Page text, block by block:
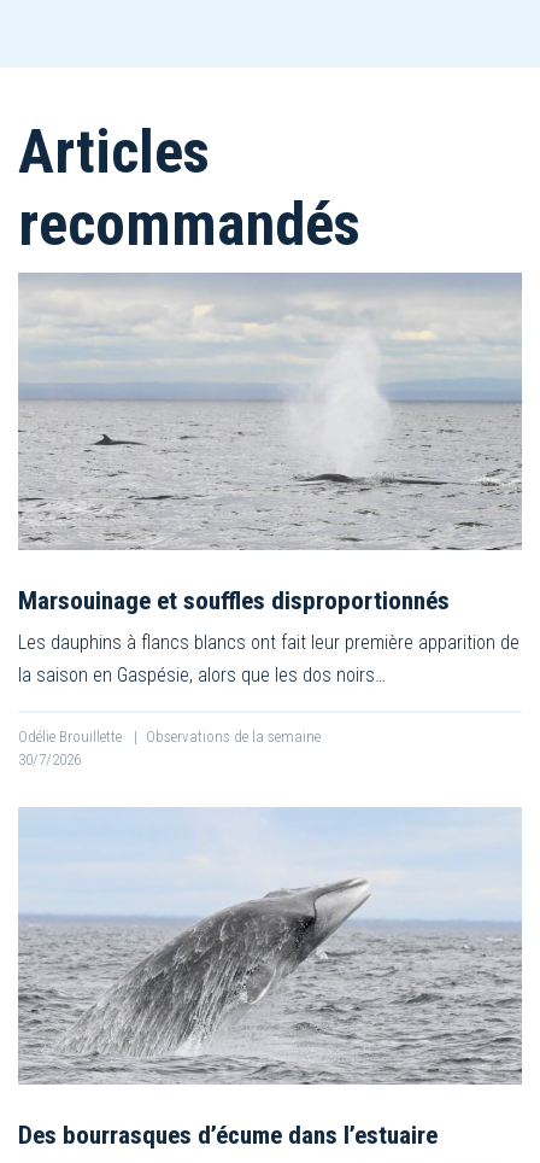
Articles
recommandés
Marsouinage et souffles disproportionnés
Les dauphins à flancs blancs ont fait leur première apparition de
la saison en Gaspésie, alors que les dos noirs…
Odélie Brouillette | Observations de la semaine
30/7/2026
Des bourrasques d’écume dans l’estuaire